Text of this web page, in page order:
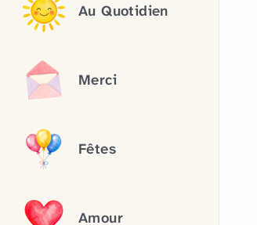
Au Quotidien
Merci
Fêtes
Amour